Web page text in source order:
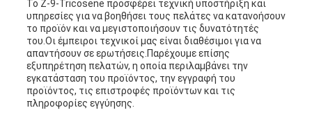
Το Z-9-Tricosene προσφέρει τεχνική υποστήριξη και
υπηρεσίες για να βοηθήσει τους πελάτες να κατανοήσουν
το προϊόν και να μεγιστοποιήσουν τις δυνατότητές
του.Οι έμπειροι τεχνικοί μας είναι διαθέσιμοι για να
απαντήσουν σε ερωτήσεις.Παρέχουμε επίσης
εξυπηρέτηση πελατών, η οποία περιλαμβάνει την
εγκατάσταση του προϊόντος, την εγγραφή του
προϊόντος, τις επιστροφές προϊόντων και τις
πληροφορίες εγγύησης.